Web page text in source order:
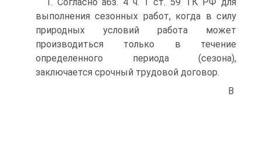
выполнения сезонных работ, когда в силу
природных условий работа может
производиться только в течение
определенного периода (сезона),
заключается срочный трудовой договор.
В